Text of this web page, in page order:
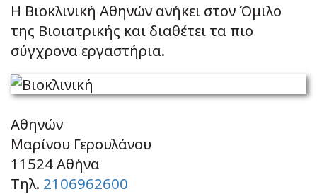
Η Βιοκλινική Αθηνών ανήκει στον Όμιλο
της Βιοιατρικής και διαθέτει τα πιο
σύγχρονα εργαστήρια.
Αθηνών
Μαρίνου Γερουλάνου
11524 Αθήνα
Τηλ. 2106962600